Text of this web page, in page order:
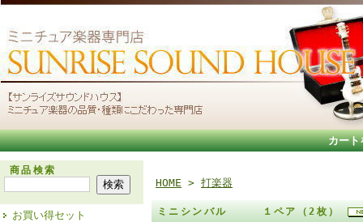
カート
商品検索
お買い得セット
HOME > 打楽器
ミニシンバル １ペア（2枚）